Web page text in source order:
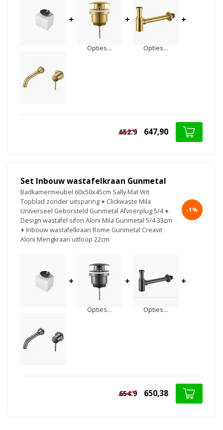
+
Opties...
+
Opties...
+
652.9 647,90
Set Inbouw wastafelkraan Gunmetal
Badkamermeubel 60x50x45cm Sally Mat Wit
Topblad zonder uitsparing + Clickwaste Mila
Universeel Geborsteld Gunmetal Afvoerplug 5/4 +
Design wastafel sifon Aloni Mila Gunmetal 5/4 33cm
+ Inbouw wastafelkraan Rome Gunmetal Creavit
Aloni Mengkraan uitloop 22cm
-1%
+
Opties...
+
Opties...
+
654.9 650,38